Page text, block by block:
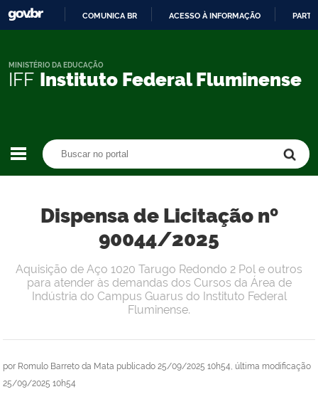
CONTEÚDO
COMUNICA BR ACESSO À INFORMAÇÃO
IFF Instituto Federal Fluminense
MINISTÉRIO DA EDUCAÇÃO
Dispensa de Licitação nº
90044/2025
por Romulo Barreto da Mata publicado 25/09/2025 10h54, última modificação
25/09/2025 10h54
Aquisição de Aço 1020 Tarugo Redondo 2 Pol e outros
para atender às demandas dos Cursos da Área de
Indústria do Campus Guarus do Instituto Federal
Fluminense.